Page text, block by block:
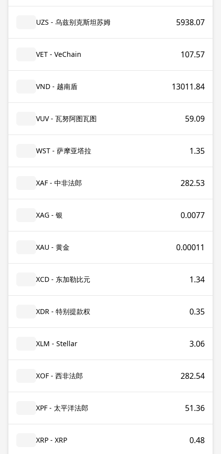
UZS - 乌兹别克斯坦苏姆 5938.07
VET - VeChain 107.57
VND - 越南盾 13011.84
VUV - 瓦努阿图瓦图 59.09
WST - 萨摩亚塔拉 1.35
XAF - 中非法郎 282.53
XAG - 银 0.0077
XAU - 黄金 0.00011
XCD - 东加勒比元 1.34
XDR - 特别提款权 0.35
XLM - Stellar 3.06
XOF - 西非法郎 282.54
XPF - 太平洋法郎 51.36
XRP - XRP 0.48